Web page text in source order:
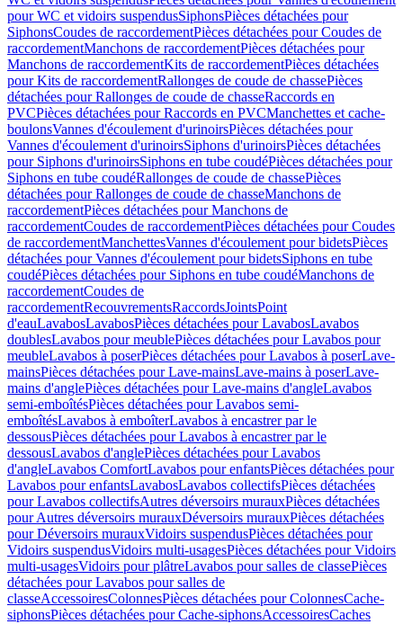
pour WC et vidoirs suspendusSiphonsPièces détachées pour
SiphonsCoudes de raccordementPièces détachées pour Coudes de
raccordementManchons de raccordementPièces détachées pour
Manchons de raccordementKits de raccordementPièces détachées
pour Kits de raccordementRallonges de coude de chassePièces
détachées pour Rallonges de coude de chasseRaccords en
PVCPièces détachées pour Raccords en PVCManchettes et cache-
boulonsVannes d'écoulement d'urinoirsPièces détachées pour
Vannes d'écoulement d'urinoirsSiphons d'urinoirsPièces détachées
pour Siphons d'urinoirsSiphons en tube coudéPièces détachées pour
Siphons en tube coudéRallonges de coude de chassePièces
détachées pour Rallonges de coude de chasseManchons de
raccordementPièces détachées pour Manchons de
raccordementCoudes de raccordementPièces détachées pour Coudes
de raccordementManchettesVannes d'écoulement pour bidetsPièces
détachées pour Vannes d'écoulement pour bidetsSiphons en tube
coudéPièces détachées pour Siphons en tube coudéManchons de
raccordementCoudes de
raccordementRecouvrementsRaccordsJointsPoint
d'eauLavabosLavabosPièces détachées pour LavabosLavabos
doublesLavabos pour meublePièces détachées pour Lavabos pour
meubleLavabos à poserPièces détachées pour Lavabos à poserLave-
mainsPièces détachées pour Lave-mainsLave-mains à poserLave-
mains d'anglePièces détachées pour Lave-mains d'angleLavabos
semi-emboîtésPièces détachées pour Lavabos semi-
emboîtésLavabos à emboîterLavabos à encastrer par le
dessousPièces détachées pour Lavabos à encastrer par le
dessousLavabos d'anglePièces détachées pour Lavabos
d'angleLavabos ComfortLavabos pour enfantsPièces détachées pour
Lavabos pour enfantsLavabosLavabos collectifsPièces détachées
pour Lavabos collectifsAutres déversoirs murauxPièces détachées
pour Autres déversoirs murauxDéversoirs murauxPièces détachées
pour Déversoirs murauxVidoirs suspendusPièces détachées pour
Vidoirs suspendusVidoirs multi-usagesPièces détachées pour Vidoirs
multi-usagesVidoirs pour plâtreLavabos pour salles de classePièces
détachées pour Lavabos pour salles de
classeAccessoiresColonnesPièces détachées pour ColonnesCache-
siphonsPièces détachées pour Cache-siphonsAccessoiresCaches